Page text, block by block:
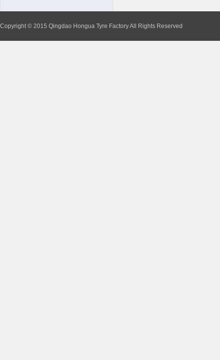
Copyright © 2015 Qingdao Hongua Tyre Factory All Rights Reserved